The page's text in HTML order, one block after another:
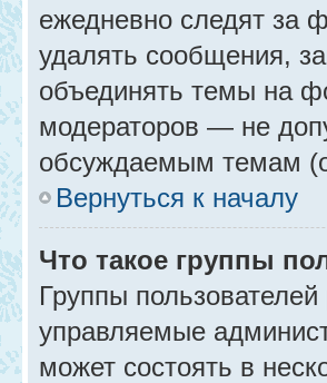
ежедневно следят за
удалять сообщения,
объединять темы на
модераторов — не
обсуждаемым темам
Вернуться к началу
Что такое группы
Группы
управляемые
может состоять в